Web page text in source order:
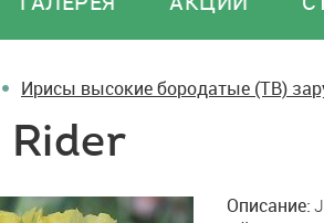
Ирисы высокие бородатые (TB)
Rider
Описание: